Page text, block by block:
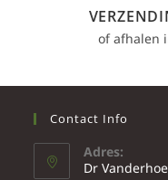
of afhalen
Contact Info
Adres:
Dr